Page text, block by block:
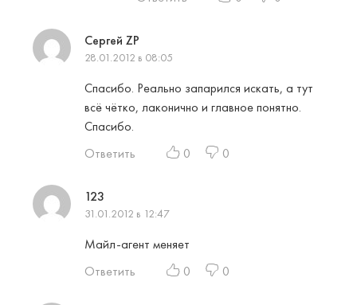
Сергей ZP
28.01.2012 в 08:05
Спасибо. Реально запарился искать, а тут
всё чётко, лаконично и главное понятно.
Спасибо.
Ответить
0 0
123
31.01.2012 в 12:47
Майл-агент меняет
Ответить
0 0